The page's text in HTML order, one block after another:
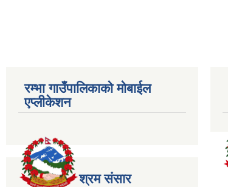
रम्भा गाउँपालिकाको मोबाईल
एप्लीकेशन
श्रम संसार